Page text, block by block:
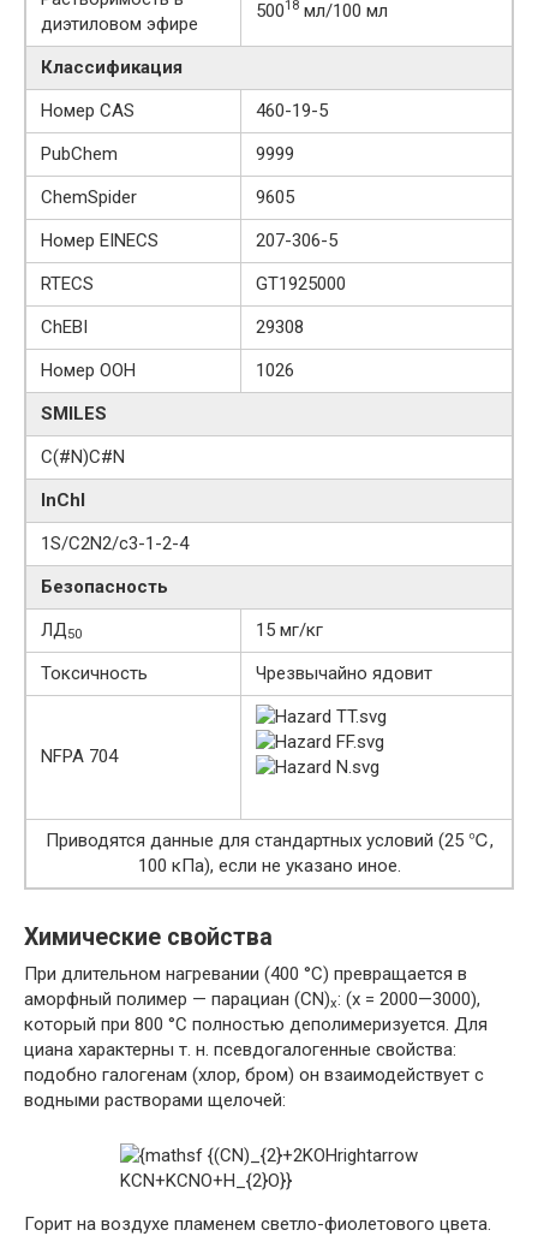
диэтиловом эфире
50018 мл/100 мл
Классификация
Номер CAS
460-19-5
PubChem
9999
ChemSpider
9605
Номер EINECS
207-306-5
RTECS
GT1925000
ChEBI
29308
Номер ООН
1026
SMILES
C(#N)C#N
InChI
1S/C2N2/c3-1-2-4
Безопасность
ЛД50
15 мг/кг
Токсичность
Чрезвычайно ядовит
NFPA 704
Приводятся данные для стандартных условий (25 ℃,
100 кПа), если не указано иное.
Химические свойства
При длительном нагревании (400 °C) превращается в
аморфный полимер — парациан (CN)x: (x = 2000—3000),
который при 800 °C полностью деполимеризуется. Для
циана характерны т. н. псевдогалогенные свойства:
подобно галогенам (хлор, бром) он взаимодействует с
водными растворами щелочей:
Горит на воздухе пламенем светло-фиолетового цвета.